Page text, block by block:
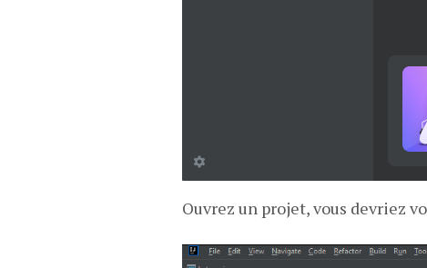
Ouvrez un projet, vous devriez